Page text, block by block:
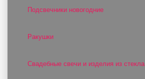
Подсвечники новогодние
Ракушки
Свадебные свечи и изделия из стекла